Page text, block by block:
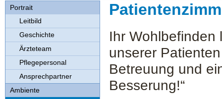
Portrait
Leitbild
Geschichte
Ärzteteam
Pflegepersonal
Ansprechpartner
Ambiente
Ihr Wohlbefinden
unserer
Betreuung und
Besserung!“